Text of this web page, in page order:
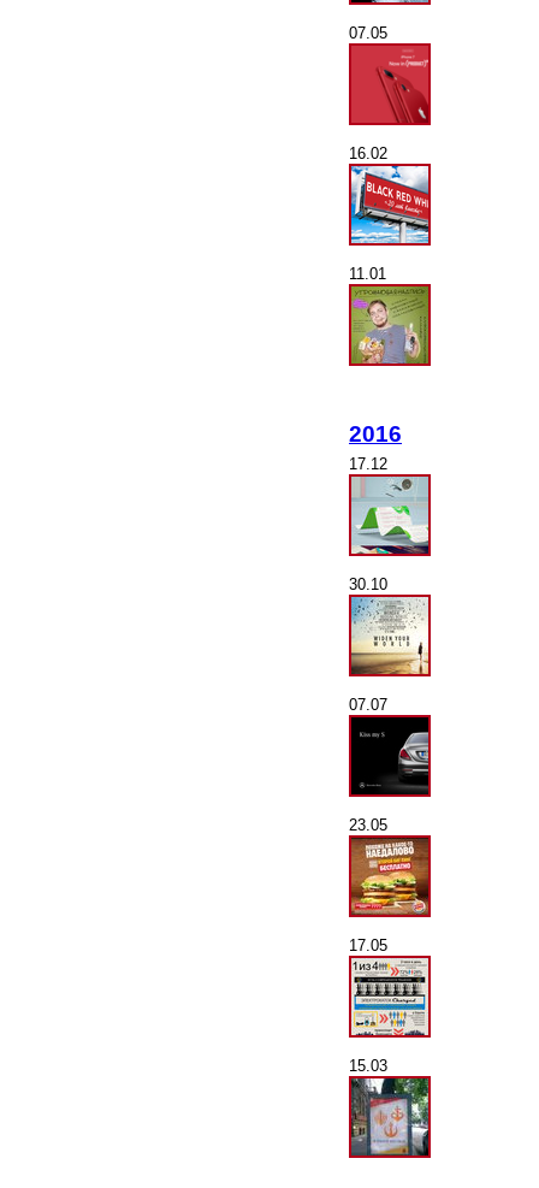
07.05
16.02
11.01
2016
17.12
30.10
07.07
23.05
17.05
15.03